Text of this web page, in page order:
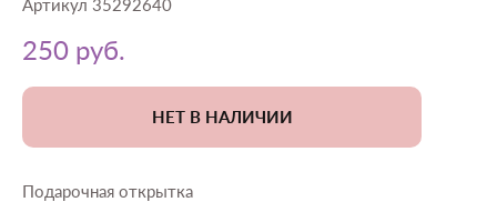
Артикул 35292640
250 pуб.
НЕТ В НАЛИЧИИ
Подарочная открытка